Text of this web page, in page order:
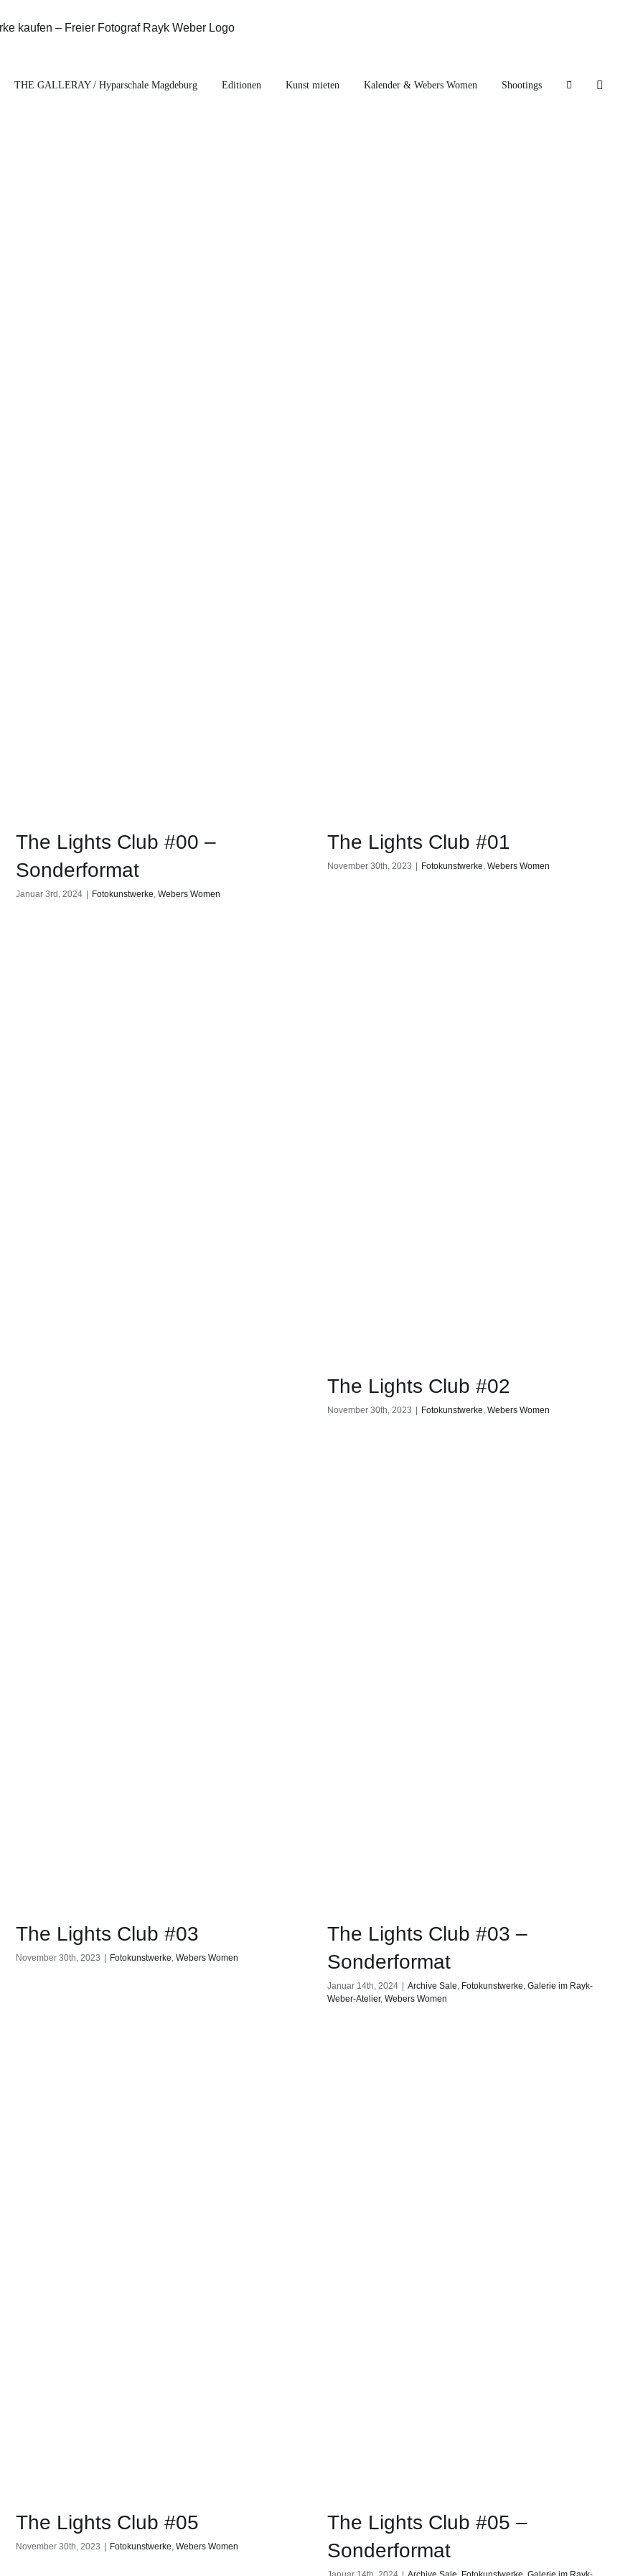
THE GALLERAY / Hyparschale Magdeburg Editionen Kunst mieten Kalender & Webers Women Shootings
The Lights Club #00 –
Sonderformat
Januar 3rd, 2024 Fotokunstwerke,Webers Women
The Lights Club #01
November 30th, 2023 Fotokunstwerke, Webers Women
The Lights Club #02
November 30th, 2023 Fotokunstwerke, Webers Women
The Lights Club #03
November 30th, 2023 Fotokunstwerke,Webers Women
The Lights Club #03 –
Sonderformat
Januar 14th, 2024 Archive Sale, Fotokunstwerke, Galerie im Rayk-
Weber-Atelier, Webers Women
The Lights Club #05
November 30th, 2023 Fotokunstwerke,Webers Women
The Lights Club #05 –
Sonderformat